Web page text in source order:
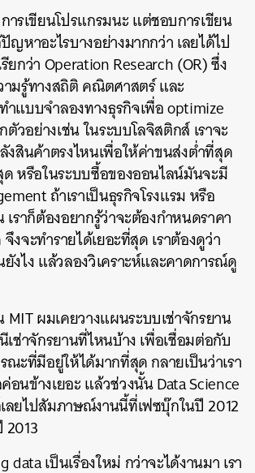
ารเขียนโปรแกรมนะ แต่ชอบการเขียน
ญหาอะไรบางอย่างมากกว่า เลยได้ไป
กว่า Operation Research (OR) ซึ่ง
มรู้ทางสถิติ คณิตศาสตร์ และ
ำแบบจำลองทางธุรกิจเพื่อ optimize
ตัวอย่างเช่น ในระบบโลจิสติกส์ เราจะ
งสินค้าตรงไหนเพื่อให้ค่าขนส่งต่ำที่สุด
หรือในระบบซื้อของออนไลน์มันจะมี
ถ้าเราเป็นธุรกิจโรงแรม หรือ
ราก็ต้องอยากรู้ว่าจะต้องกำหนดราคา
จึงจะทำรายได้เยอะที่สุด เราต้องดูว่า
งไง แล้วลองวิเคราะห์และคาดการณ์ดู
MIT ผมเคยวางแผนระบบเช่าจักรยาน
เช่าจักรยานที่ไหนบ้าง เพื่อเชื่อมต่อกับ
ณะที่มีอยู่ให้ได้มากที่สุด กลายเป็นว่าเรา
นข้างเยอะ แล้วช่วงนั้น Data Science
ยไปสัมภาษณ์งานนี้ที่เฟซบุ๊กในปี 2012
เป็นเรื่องใหม่ กว่าจะได้งานมา เรา